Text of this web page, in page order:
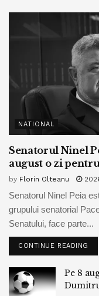
NATIONAL
Senatorul Ninel
august o zi
by Florin Olteanu
Senatorul Ninel Peia
grupului senatorial
Senatului, face parte...
CONTINUE READING
Pe 8